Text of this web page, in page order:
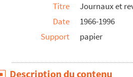
VII-B. Journaux extérieurs
Titre
Journaux et
Date
1966-1996
Support
papier
Description du contenu